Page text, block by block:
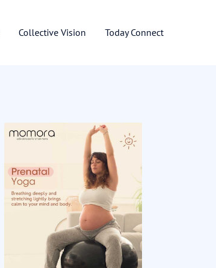
Collective Vision Today Connect